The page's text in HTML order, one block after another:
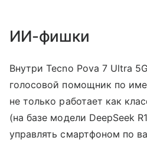
ИИ-фишки
Внутри Tecno Pova 7 Ultra
голосовой помощник по
не только работает как
(на базе модели DeepSeek
управлять смартфоном по